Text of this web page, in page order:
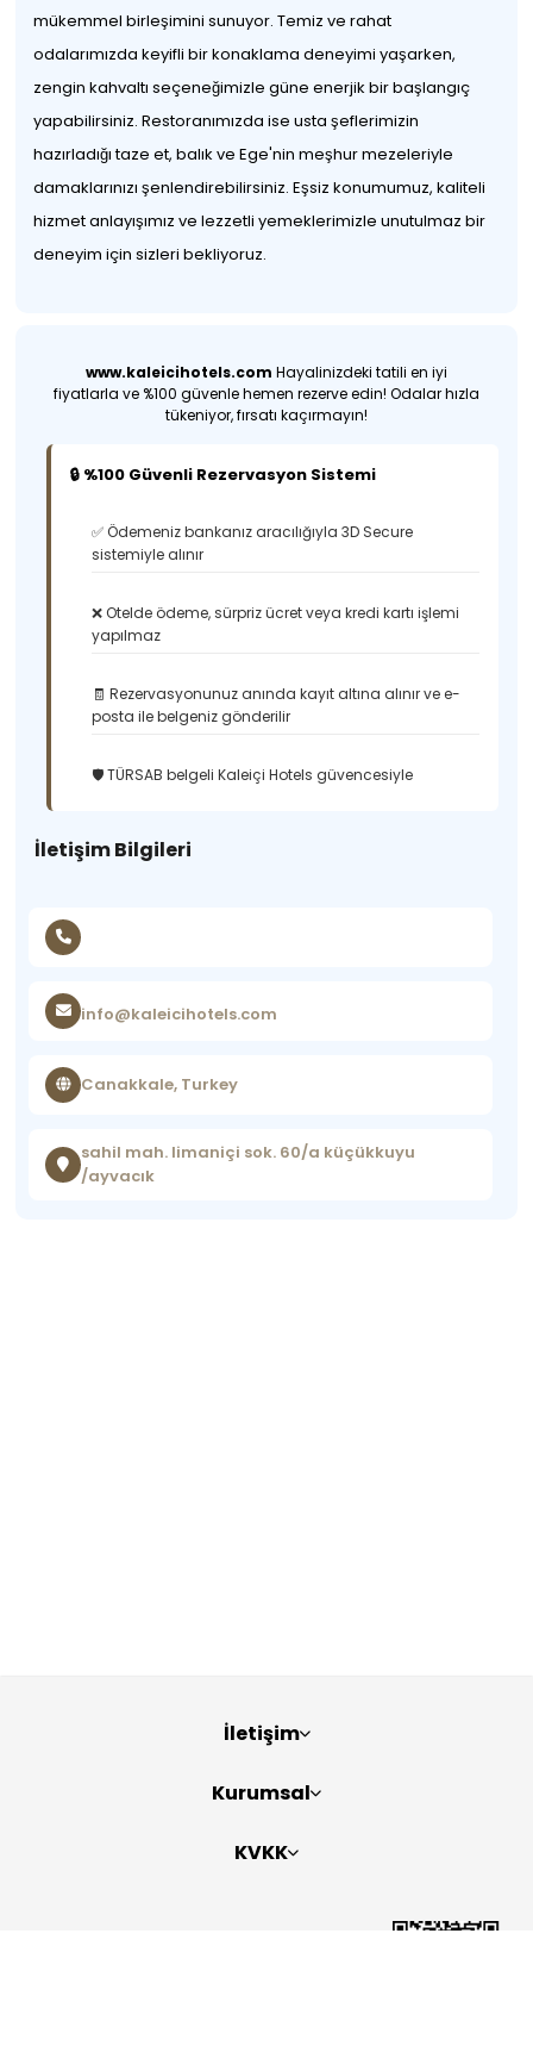
mükemmel birleşimini sunuyor. Temiz ve rahat
odalarımızda keyifli bir konaklama deneyimi yaşarken,
zengin kahvaltı seçeneğimizle güne enerjik bir başlangıç
yapabilirsiniz. Restoranımızda ise usta şeflerimizin
hazırladığı taze et, balık ve Ege'nin meşhur mezeleriyle
damaklarınızı şenlendirebilirsiniz. Eşsiz konumumuz, kaliteli
hizmet anlayışımız ve lezzetli yemeklerimizle unutulmaz bir
deneyim için sizleri bekliyoruz.
www.kaleicihotels.com Hayalinizdeki tatili en iyi
fiyatlarla ve %100 güvenle hemen rezerve edin! Odalar hızla
tükeniyor, fırsatı kaçırmayın!
🔒 %100 Güvenli Rezervasyon Sistemi
✅ Ödemeniz bankanız aracılığıyla 3D Secure
sistemiyle alınır
❌ Otelde ödeme, sürpriz ücret veya kredi kartı işlemi
yapılmaz
🧾 Rezervasyonunuz anında kayıt altına alınır ve e-
posta ile belgeniz gönderilir
🛡️ TÜRSAB belgeli Kaleiçi Hotels güvencesiyle
İletişim Bilgileri
info@kaleicihotels.com
Canakkale, Turkey
sahil mah. limaniçi sok. 60/a küçükkuyu
/ayvacık
İletişim
Kurumsal
KVKK